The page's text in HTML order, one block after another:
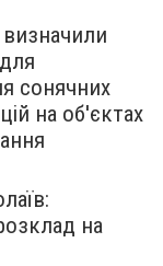
сонячних
на об'єктах
на